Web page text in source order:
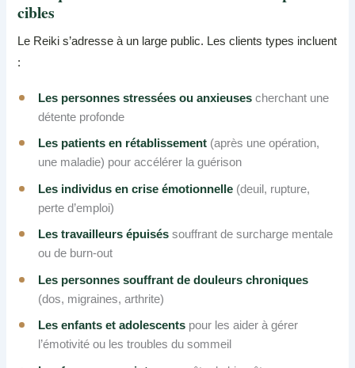
cibles
Le Reiki s’adresse à un large public. Les clients types incluent
:
Les personnes stressées ou anxieuses cherchant une
détente profonde
Les patients en rétablissement (après une opération,
une maladie) pour accélérer la guérison
Les individus en crise émotionnelle (deuil, rupture,
perte d’emploi)
Les travailleurs épuisés souffrant de surcharge mentale
ou de burn-out
Les personnes souffrant de douleurs chroniques
(dos, migraines, arthrite)
Les enfants et adolescents pour les aider à gérer
l’émotivité ou les troubles du sommeil